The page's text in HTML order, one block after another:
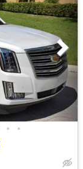
• •